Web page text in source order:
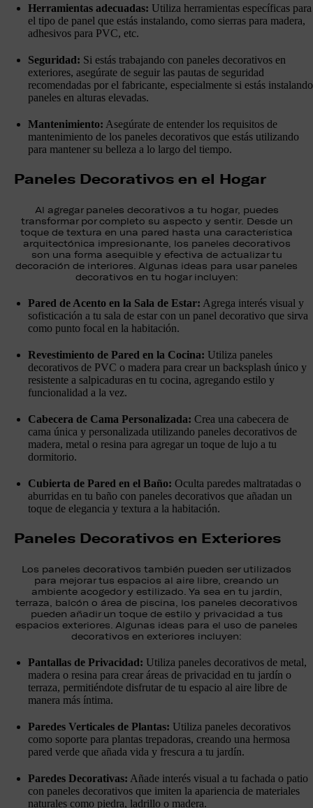
Herramientas adecuadas: Utiliza herramientas específicas para
el tipo de panel que estás instalando, como sierras para madera,
adhesivos para PVC, etc.
Seguridad: Si estás trabajando con paneles decorativos en
exteriores, asegúrate de seguir las pautas de seguridad
recomendadas por el fabricante, especialmente si estás instalando
paneles en alturas elevadas.
Mantenimiento: Asegúrate de entender los requisitos de
mantenimiento de los paneles decorativos que estás utilizando
para mantener su belleza a lo largo del tiempo.
Paneles Decorativos en el Hogar
Al agregar paneles decorativos a tu hogar, puedes
transformar por completo su aspecto y sentir. Desde un
toque de textura en una pared hasta una característica
arquitectónica impresionante, los paneles decorativos
son una forma asequible y efectiva de actualizar tu
decoración de interiores. Algunas ideas para usar paneles
decorativos en tu hogar incluyen:
Pared de Acento en la Sala de Estar: Agrega interés visual y
sofisticación a tu sala de estar con un panel decorativo que sirva
como punto focal en la habitación.
Revestimiento de Pared en la Cocina: Utiliza paneles
decorativos de PVC o madera para crear un backsplash único y
resistente a salpicaduras en tu cocina, agregando estilo y
funcionalidad a la vez.
Cabecera de Cama Personalizada: Crea una cabecera de
cama única y personalizada utilizando paneles decorativos de
madera, metal o resina para agregar un toque de lujo a tu
dormitorio.
Cubierta de Pared en el Baño: Oculta paredes maltratadas o
aburridas en tu baño con paneles decorativos que añadan un
toque de elegancia y textura a la habitación.
Paneles Decorativos en Exteriores
Los paneles decorativos también pueden ser utilizados
para mejorar tus espacios al aire libre, creando un
ambiente acogedor y estilizado. Ya sea en tu jardín,
terraza, balcón o área de piscina, los paneles decorativos
pueden añadir un toque de estilo y privacidad a tus
espacios exteriores. Algunas ideas para el uso de paneles
decorativos en exteriores incluyen:
Pantallas de Privacidad: Utiliza paneles decorativos de metal,
madera o resina para crear áreas de privacidad en tu jardín o
terraza, permitiéndote disfrutar de tu espacio al aire libre de
manera más íntima.
Paredes Verticales de Plantas: Utiliza paneles decorativos
como soporte para plantas trepadoras, creando una hermosa
pared verde que añada vida y frescura a tu jardín.
Paredes Decorativas: Añade interés visual a tu fachada o patio
con paneles decorativos que imiten la apariencia de materiales
naturales como piedra, ladrillo o madera.